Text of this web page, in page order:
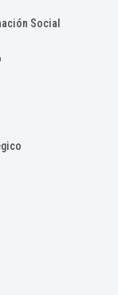
Social